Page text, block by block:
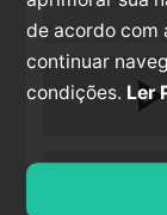
de acordo com
continuar
condições. Ler